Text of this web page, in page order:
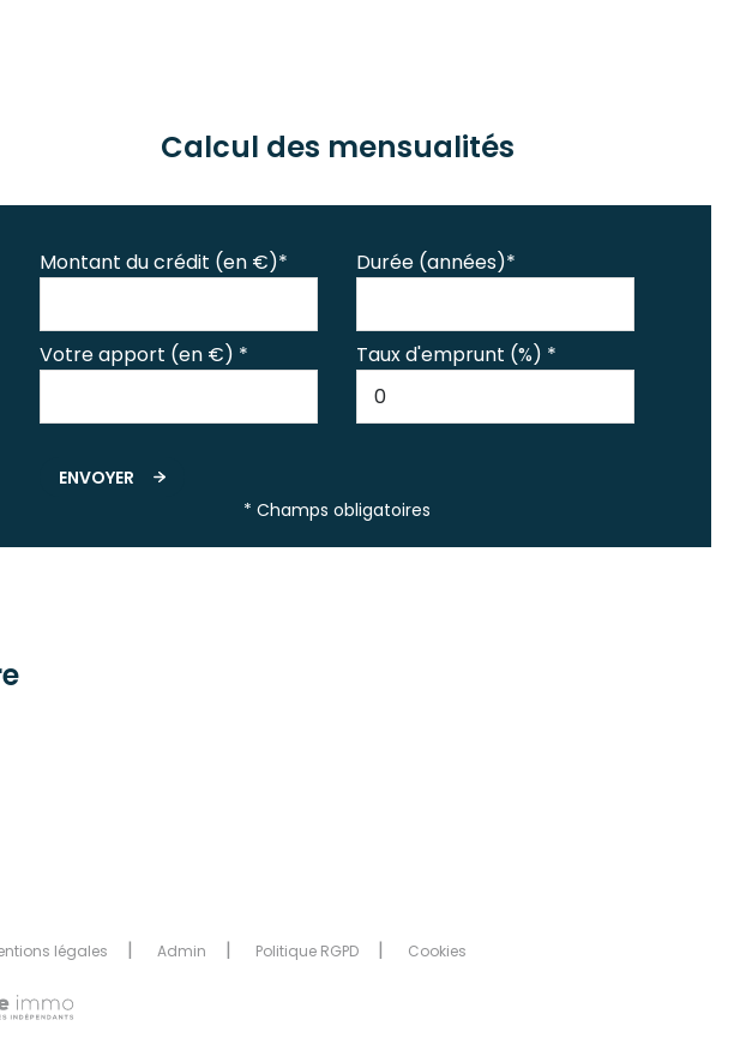
Calcul des mensualités
Montant du crédit (en €)* Durée (années)*
Votre apport (en €) * Taux d'emprunt (%) *
ENVOYER
* Champs obligatoires
légales Admin Politique RGPD Cookies